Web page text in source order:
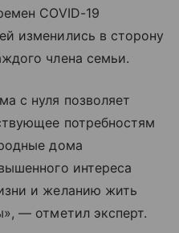
COVID-19
изменились в сторону
члена семьи.
с нуля позволяет
потребностям
дома
интереса
и желанию жить
— отметил эксперт.